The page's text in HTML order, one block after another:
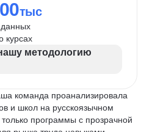
тыс
данных
курсах
методологию
команда проанализировала
и школ на русскоязычном
программы с прозрачной